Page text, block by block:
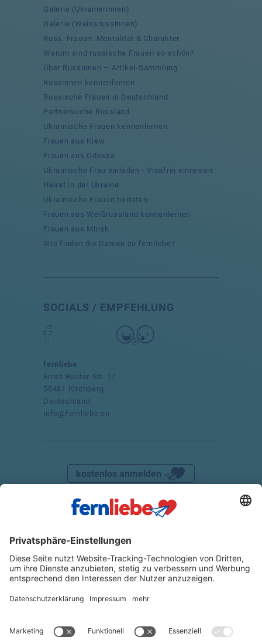
Galerie (Ukrainerinnen)
Galerie (Weissrussinnen)
Russ. Frauen: Mentalität & Charakter
Warum sind russische Frauen so schön?
Über Russinnen – Artikel-Sammlung
Russinnen kennenlernen
Russische Frauen in Deutschland
Partnersuche Russland
Ukrainische Frauen kennenlernen
Frauen aus Kiew
Frauen aus Odessa
Ukrainische Frau einladen - Visafrei einreisen
Heirat in der Ukraine
Ukrainische Frauen heiraten
Frauen aus Weißrussland kennenlernen
Frauen aus Minsk
Wie finden die Damen zu fernliebe?
SOCIALS / EMPFEHLUNG
kostenlos anmelden
fernliebe
Ernst-Reuter-Str. 17
55481 Kirchberg
Deutschland
info@fernliebe.eu
IMPRESSUM
AGB
WIDERRUFSRECHT
VERTRAG WIDERRUFEN
© 2025 FERNLIEBE
Partnervermittlung Ukraine